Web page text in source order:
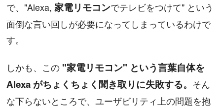
で、"Alexa,家電リモコンでテレビをつけて" という
面倒な言い回しが必要になってしまっているわけで
す。
しかも、この "家電リモコン" という言葉自体を
Alexa がちょくちょく聞き取りに失敗する。 そん
な下らないところで、ユーザビリティ上の問題を抱